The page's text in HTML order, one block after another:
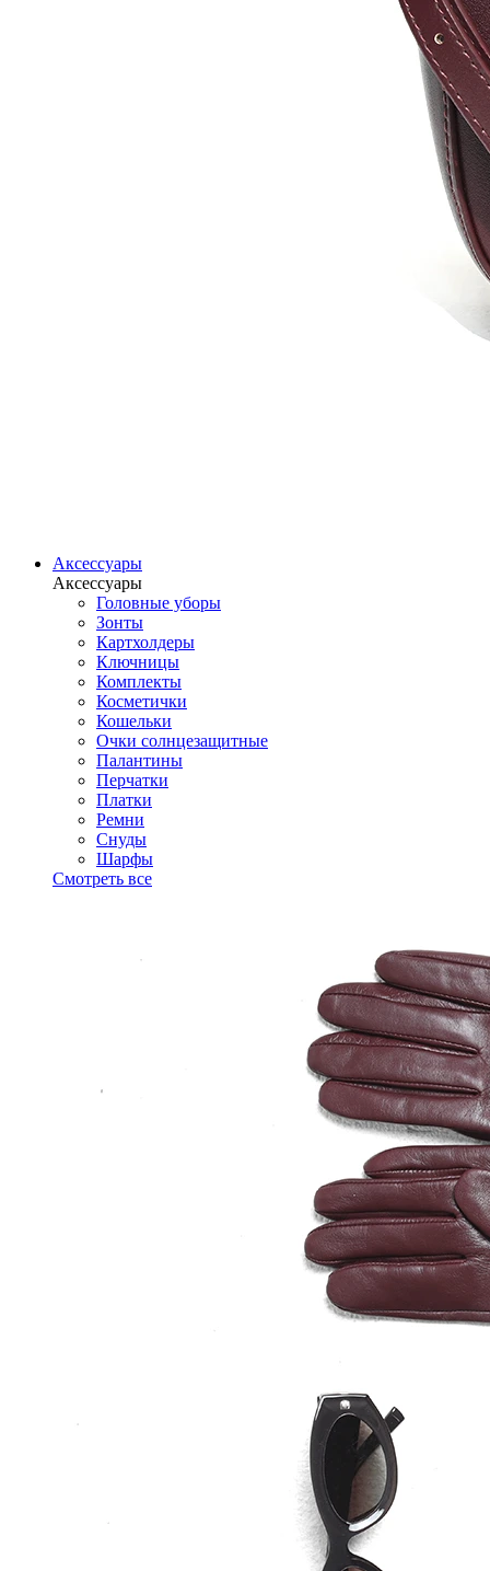
Аксессуары
Аксессуары
Головные уборы
Зонты
Картхолдеры
Ключницы
Комплекты
Косметички
Кошельки
Очки солнцезащитные
Палантины
Перчатки
Платки
Ремни
Снуды
Шарфы
Смотреть все